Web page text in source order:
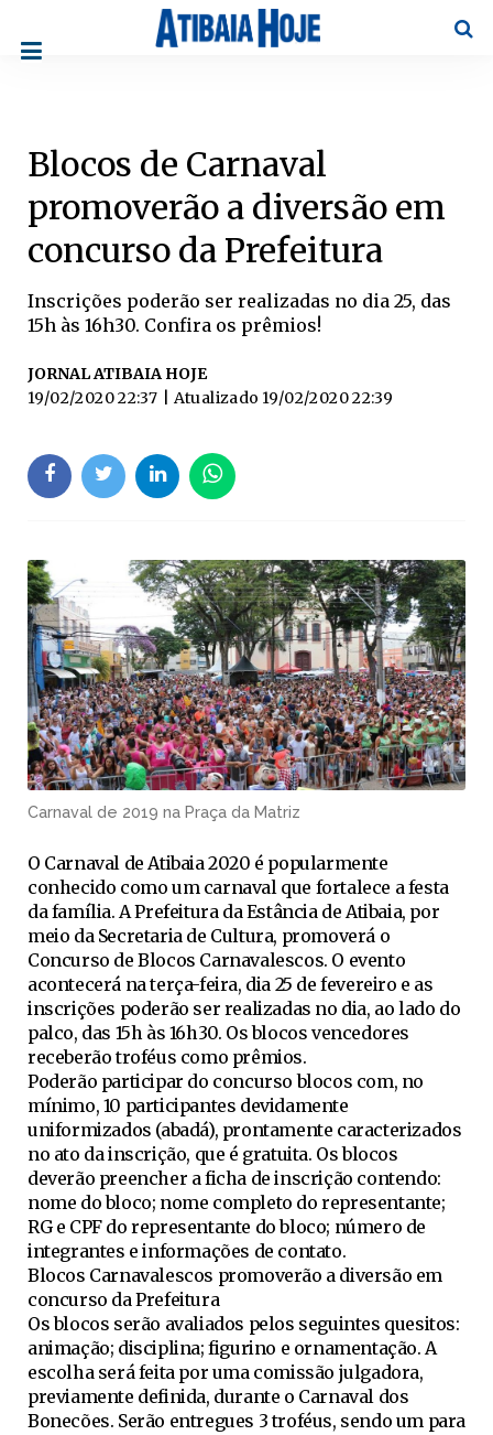
Blocos de Carnaval
promoverão a diversão em
concurso da Prefeitura
Inscrições poderão ser realizadas no dia 25, das
15h às 16h30. Confira os prêmios!
JORNAL ATIBAIA HOJE
19/02/2020 22:37
| Atualizado 19/02/2020 22:39
Carnaval de 2019 na Praça da Matriz
O Carnaval de Atibaia 2020 é popularmente
conhecido como um carnaval que fortalece a festa
da família. A Prefeitura da Estância de Atibaia, por
meio da Secretaria de Cultura, promoverá o
Concurso de Blocos Carnavalescos. O evento
acontecerá na terça-feira, dia 25 de fevereiro e as
inscrições poderão ser realizadas no dia, ao lado do
palco, das 15h às 16h30. Os blocos vencedores
receberão troféus como prêmios.
Poderão participar do concurso blocos com, no
mínimo, 10 participantes devidamente
uniformizados (abadá), prontamente caracterizados
no ato da inscrição, que é gratuita. Os blocos
deverão preencher a ficha de inscrição contendo:
nome do bloco; nome completo do representante;
RG e CPF do representante do bloco; número de
integrantes e informações de contato.
Blocos Carnavalescos promoverão a diversão em
concurso da Prefeitura
Os blocos serão avaliados pelos seguintes quesitos:
animação; disciplina; figurino e ornamentação. A
escolha será feita por uma comissão julgadora,
previamente definida, durante o Carnaval dos
Bonecões. Serão entregues 3 troféus, sendo um para